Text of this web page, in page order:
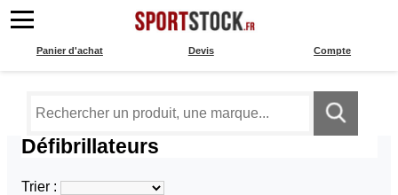
Compte
Devis
Panier d'achat
Défibrillateurs
Trier :